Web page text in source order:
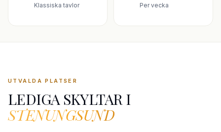
Klassiska tavlor Per vecka
UTVALDA PLATSER
LEDIGA SKYLTAR I
STENUNGSUND